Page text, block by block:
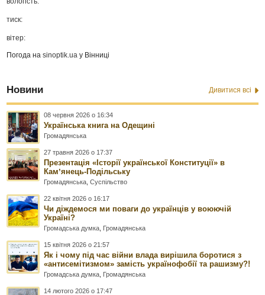
тиск:
вітер:
Погода наsinoptik.ua у Вінниці
Новини Дивитися всі
08 червня 2026 о 16:34
Українська книга на Одещині
Громадянська
27 травня 2026 о 17:37
Презентація «Історії української Конституції» в
Камʼянець-Подільську
Громадянська ,Суспільство
22 квітня 2026 о 16:17
Чи діждемося ми поваги до українців у воюючій
Україні?
Громадська думка Громадянська
15 квітня 2026 о 21:57
Як і чому під час війни влада вирішила боротися з
«антисемітизмом» замість українофобії та рашизму?!
Громадська думка Громадянська
14 лютого 2026 о 17:47